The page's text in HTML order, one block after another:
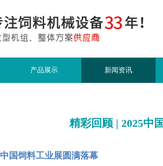
产品展示 新闻资讯
精彩回顾 | 2025中
中国饲料工业展圆满落幕